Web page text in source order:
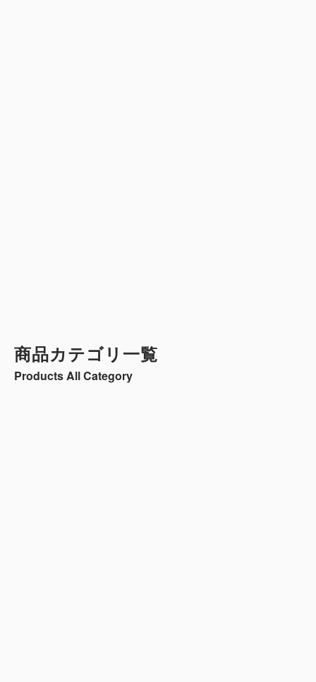
商品カテゴリ一覧
Products All Category